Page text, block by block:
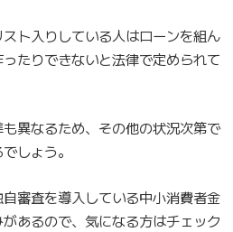
ト入りしている人はローンを組ん
たりできないと法律で定められて
異なるため、その他の状況次第で
しょう。
審査を導入している中小消費者金
あるので、気になる方はチェック